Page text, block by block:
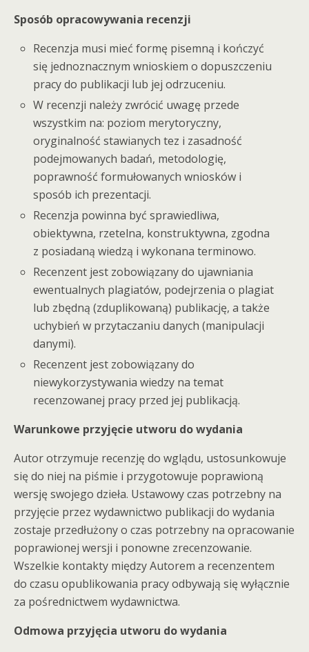
Sposób opracowywania recenzji
Recenzja musi mieć formę pisemną i kończyć
się jednoznacznym wnioskiem o dopuszczeniu
pracy do publikacji lub jej odrzuceniu.
W recenzji należy zwrócić uwagę przede
wszystkim na: poziom merytoryczny,
oryginalność stawianych tez i zasadność
podejmowanych badań, metodologię,
poprawność formułowanych wniosków i
sposób ich prezentacji.
Recenzja powinna być sprawiedliwa,
obiektywna, rzetelna, konstruktywna, zgodna
z posiadaną wiedzą i wykonana terminowo.
Recenzent jest zobowiązany do ujawniania
ewentualnych plagiatów, podejrzenia o plagiat
lub zbędną (zduplikowaną) publikację, a także
uchybień w przytaczaniu danych (manipulacji
danymi).
Recenzent jest zobowiązany do
niewykorzystywania wiedzy na temat
recenzowanej pracy przed jej publikacją.
Warunkowe przyjęcie utworu do wydania
Autor otrzymuje recenzję do wglądu, ustosunkowuje
się do niej na piśmie i przygotowuje poprawioną
wersję swojego dzieła. Ustawowy czas potrzebny na
przyjęcie przez wydawnictwo publikacji do wydania
zostaje przedłużony o czas potrzebny na opracowanie
poprawionej wersji i ponowne zrecenzowanie.
Wszelkie kontakty między Autorem a recenzentem
do czasu opublikowania pracy odbywają się wyłącznie
za pośrednictwem wydawnictwa.
Odmowa przyjęcia utworu do wydania